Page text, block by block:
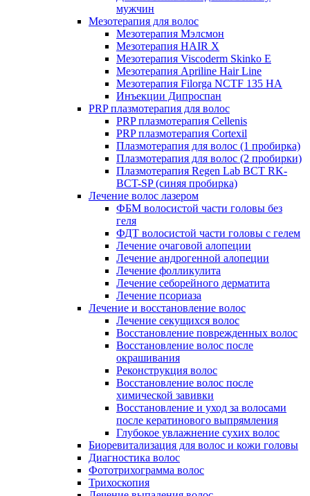
мужчин
Мезотерапия для волос
Мезотерапия Мэлсмон
Мезотерапия HAIR X
Мезотерапия Viscoderm Skinko E
Мезотерапия Apriline Hair Line
Мезотерапия Filorga NCTF 135 HA
Инъекции Дипроспан
PRP плазмотерапия для волос
PRP плазмотерапия Cellenis
PRP плазмотерапия Cortexil
Плазмотерапия для волос (1 пробирка)
Плазмотерапия для волос (2 пробирки)
Плазмотерапия Regen Lab BCT RK-
BCT-SP (синяя пробирка)
Лечение волос лазером
ФБМ волосистой части головы без
геля
ФДТ волосистой части головы с гелем
Лечение очаговой алопеции
Лечение андрогенной алопеции
Лечение фолликулита
Лечение себорейного дерматита
Лечение псориаза
Лечение и восстановление волос
Лечение секущихся волос
Восстановление поврежденных волос
Восстановление волос после
окрашивания
Реконструкция волос
Восстановление волос после
химической завивки
Восстановление и уход за волосами
после кератинового выпрямления
Глубокое увлажнение сухих волос
Биоревитализация для волос и кожи головы
Диагностика волос
Фототрихограмма волос
Трихоскопия